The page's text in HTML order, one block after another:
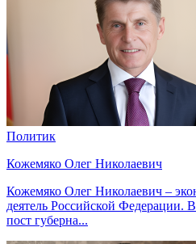
Политик
Кожемяко Олег Николаевич
Кожемяко Олег Николаевич –
деятель Российской Федерации.
пост губерна...